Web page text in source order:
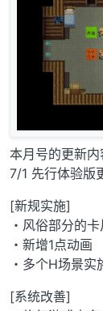
本月号的更新内
7/1 先行体验版
[新规实施]
・风俗部分的
・新增1点动画
・多个H场景实
[系统改善]